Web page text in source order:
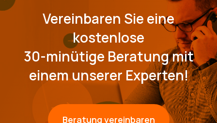
Vereinbaren Sie eine
kostenlose
30-minütige Beratung mit
einem unserer Experten!
Beratung vereinbaren